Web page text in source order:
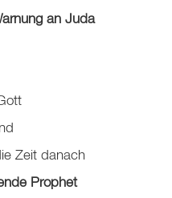
an Juda
Zeit danach
Prophet